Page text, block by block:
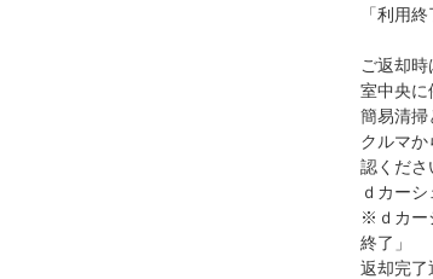
「利用
ご返却
室中央に
簡易清掃
クルマ
認くださ
ｄカー
※ｄカー
終了」
返却完了